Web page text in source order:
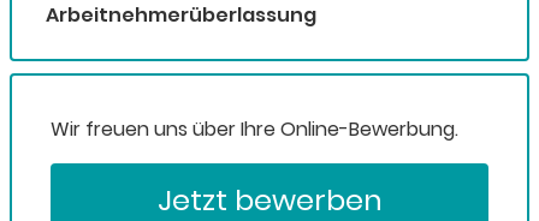
Arbeitnehmerüberlassung
Wir freuen uns über Ihre Online-Bewerbung.
Jetzt bewerben